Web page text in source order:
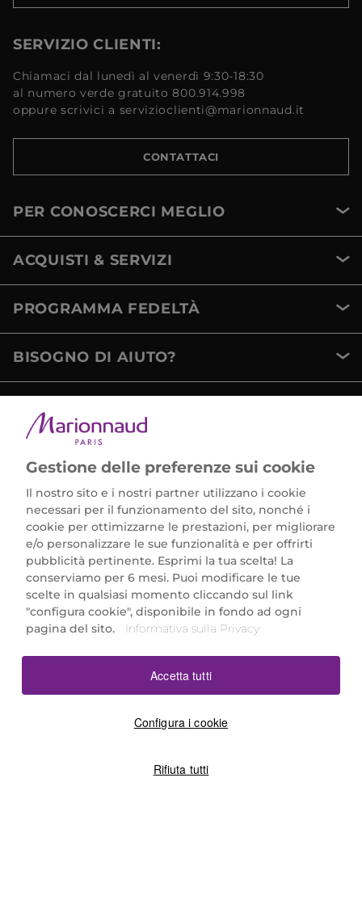
SERVIZIO CLIENTI:
Chiamaci dal lunedì al venerdì 9:30-18:30
al numero verde gratuito 800.914.998
oppure scrivici a servizioclienti@marionnaud.it
CONTATTACI
PER CONOSCERCI MEGLIO
ACQUISTI & SERVIZI
PROGRAMMA FEDELTÀ
BISOGNO DI AIUTO?
Marionnaud Parfumeries Italia S.r.l.
Largo Fiera Milano 5, 20017 Rho (MI)
REA Milano 1650024 con P.IVA 13425220152.
SCARICA LA NOSTRA APP
Gestione delle preferenze sui cookie
Il nostro sito e i nostri partner utilizzano i cookie
necessari per il funzionamento del sito, nonché i
cookie per ottimizzarne le prestazioni, per migliorare
e/o personalizzare le sue funzionalità e per offrirti
pubblicità pertinente. Esprimi la tua scelta! La
conserviamo per 6 mesi. Puoi modificare le tue
scelte in qualsiasi momento cliccando sul link
"configura cookie", disponibile in fondo ad ogni
pagina del sito.
Informativa sulla Privacy
Configura i cookie
Rifiuta tutti
Accetta tutti